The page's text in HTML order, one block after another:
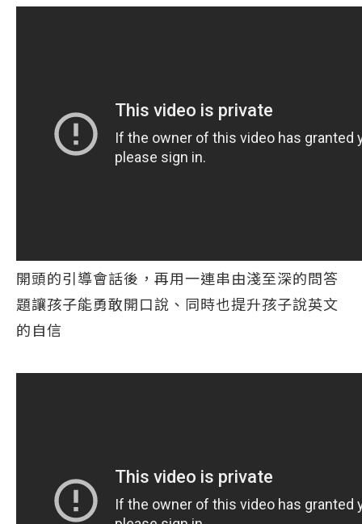
開頭的引導會話後，再用一連串由淺至深的問答
題讓孩子能勇敢開口說、同時也提升孩子說英文
的自信